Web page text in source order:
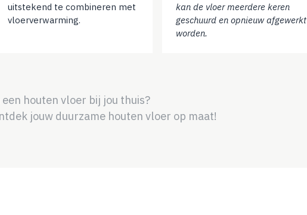
uitstekend te combineren met
vloerverwarming.
kan de vloer meerdere keren
geschuurd en opnieuw afgewerkt
worden.
houten vloer bij jou thuis?
jouw duurzame houten vloer op maat!